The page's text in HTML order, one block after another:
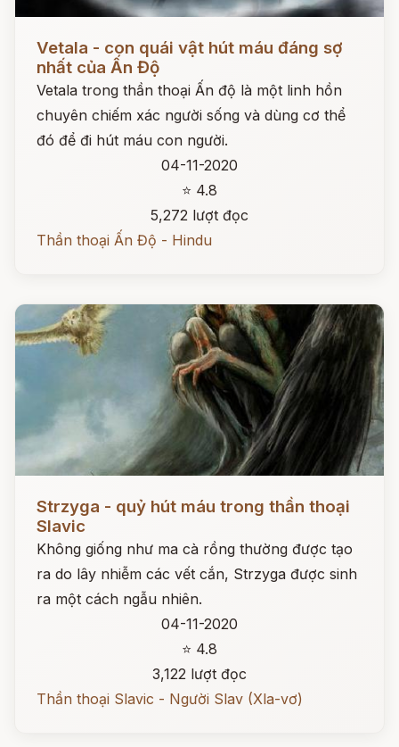
Vetala - con quái vật hút máu đáng sợ
nhất của Ấn Độ
Vetala trong thần thoại Ấn độ là một linh hồn
chuyên chiếm xác người sống và dùng cơ thể
đó để đi hút máu con người.
04-11-2020
⭐ 4.8
5,272 lượt đọc
Thần thoại Ấn Độ - Hindu
Strzyga - quỷ hút máu trong thần thoại
Slavic
Không giống như ma cà rồng thường được tạo
ra do lây nhiễm các vết cắn, Strzyga được sinh
ra một cách ngẫu nhiên.
04-11-2020
⭐ 4.8
3,122 lượt đọc
Thần thoại Slavic - Người Slav (Xla-vơ)